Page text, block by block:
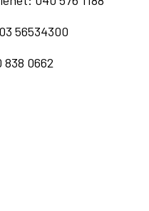
03 56534300
838 0662